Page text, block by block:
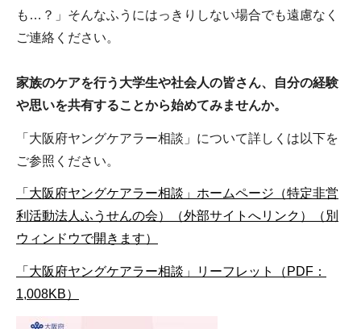
も…？」そんなふうにはっきりしない場合でも遠慮なく
ご連絡ください。
家族のケアを行う大学生や社会人の皆さん、自分の経験
や思いを共有することから始めてみませんか。
「大阪府ヤングケアラー相談」について詳しくは以下を
ご参照ください。
「大阪府ヤングケアラー相談」ホームページ（特定非営
利活動法人ふうせんの会）（外部サイトへリンク）（別
ウィンドウで開きます）
「大阪府ヤングケアラー相談」リーフレット（PDF：
1,008KB）